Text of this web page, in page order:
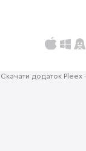
Скачати додаток Pleex·